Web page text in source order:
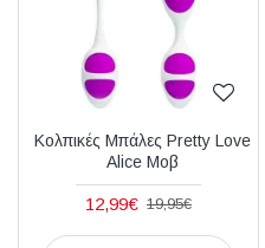
Κολπικές Μπάλες Pretty Love
Alice Μοβ
12,99€ 19,95€